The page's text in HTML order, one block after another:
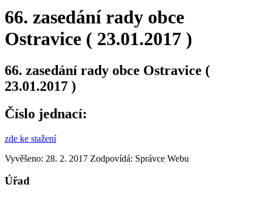
66. zasedání rady obce
Ostravice ( 23.01.2017 )
66. zasedání rady obce Ostravice (
23.01.2017 )
Číslo jednací:
zde ke stažení
Vyvěšeno: 28. 2. 2017 Zodpovídá: Správce Webu
Úřad